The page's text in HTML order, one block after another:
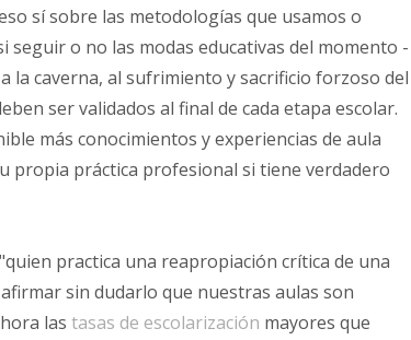
sí sobre las metodologías que usamos o
seguir o no las modas educativas del momento -
la caverna, al sufrimiento y sacrificio forzoso del
ser validados al final de cada etapa escolar.
más conocimientos y experiencias de aula
propia práctica profesional si tiene verdadero
practica una reapropiación crítica de una
sin dudarlo que nuestras aulas son
las tasas de escolarización mayores que